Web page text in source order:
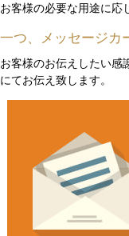
お客様の必要な用途に応
一つ、メッセージカ
お客様のお伝えしたい感
にてお伝え致します。